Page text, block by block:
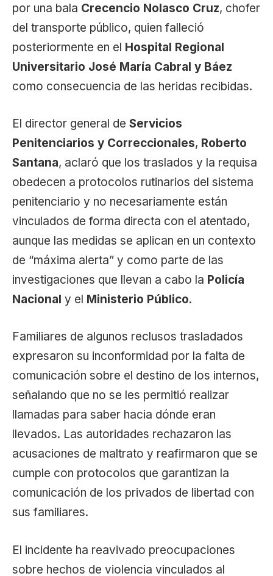
por una bala Crecencio Nolasco Cruz, chofer
del transporte público, quien falleció
posteriormente en el Hospital Regional
Universitario José María Cabral y Báez
como consecuencia de las heridas recibidas.
El director general de Servicios
Penitenciarios y Correccionales, Roberto
Santana, aclaró que los traslados y la requisa
obedecen a protocolos rutinarios del sistema
penitenciario y no necesariamente están
vinculados de forma directa con el atentado,
aunque las medidas se aplican en un contexto
de “máxima alerta” y como parte de las
investigaciones que llevan a cabo la Policía
Nacional y el Ministerio Público.
Familiares de algunos reclusos trasladados
expresaron su inconformidad por la falta de
comunicación sobre el destino de los internos,
señalando que no se les permitió realizar
llamadas para saber hacia dónde eran
llevados. Las autoridades rechazaron las
acusaciones de maltrato y reafirmaron que se
cumple con protocolos que garantizan la
comunicación de los privados de libertad con
sus familiares.
El incidente ha reavivado preocupaciones
sobre hechos de violencia vinculados al